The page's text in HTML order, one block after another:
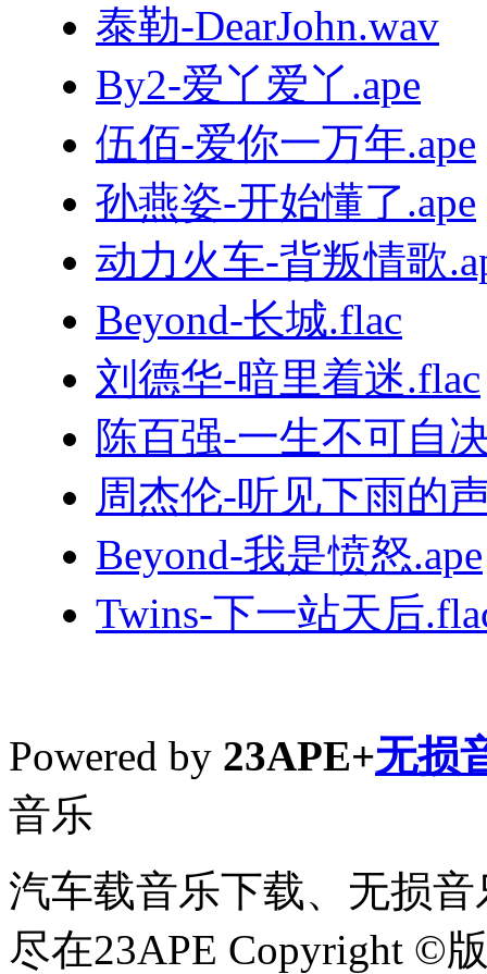
泰勒-DearJohn.wav
By2-爱丫爱丫.ape
伍佰-爱你一万年.ape
孙燕姿-开始懂了.ape
动力火车-背叛情歌
Beyond-长城.flac
刘德华-暗里着迷.flac
陈百强-一生不可自
周杰伦-听见下雨的
Beyond-我是愤怒.ape
Twins-下一站天后
Powered by 23APE+无损
音乐
汽车载音乐下载、无损
尽在23APE Copyright ©